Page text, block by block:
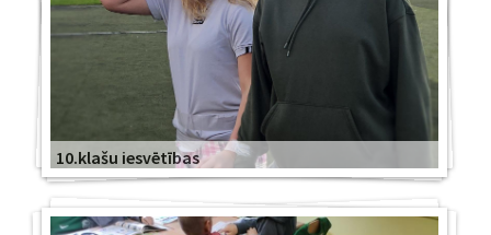
10.klašu iesvētības